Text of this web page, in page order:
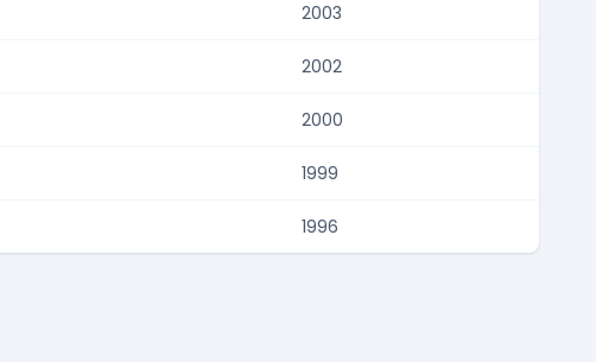
2003
2002
2000
1999
1996